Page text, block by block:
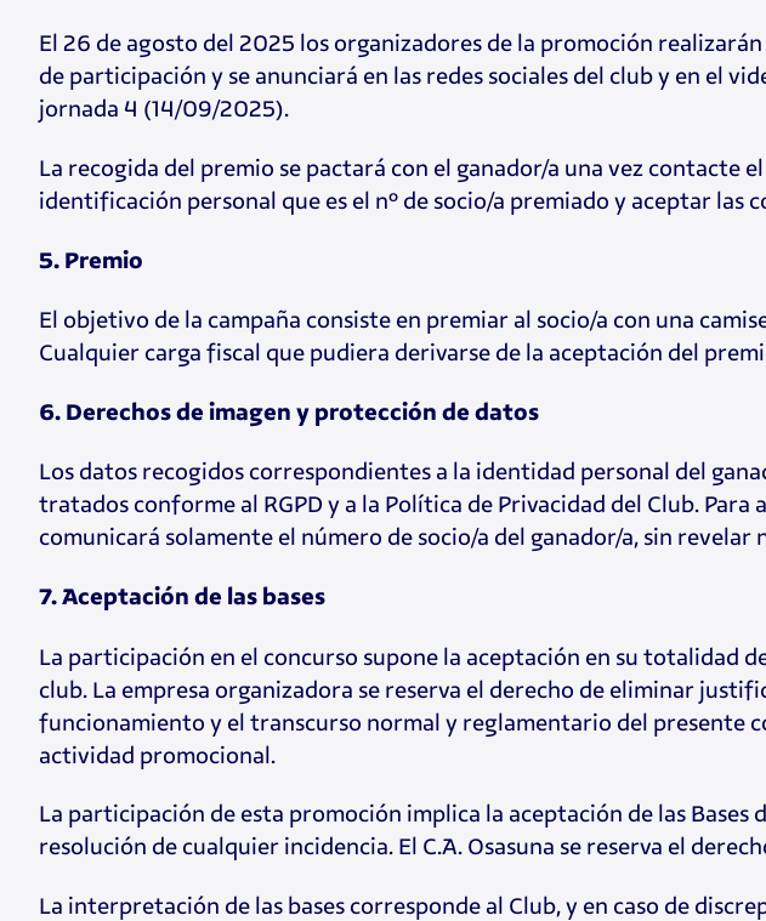
El 26 de agosto del 2025 los organizadores de la promoción
de participación y se anunciará en las redes sociales del club y en el
jornada 4 (14/09/2025).
La recogida del premio se pactará con el ganador/a una vez contacte
identificación personal que es el nº de socio/a premiado y aceptar las
5. Premio
El objetivo de la campaña consiste en premiar al socio/a con una
Cualquier carga fiscal que pudiera derivarse de la aceptación del
6. Derechos de imagen y protección de datos
Los datos recogidos correspondientes a la identidad personal del
tratados conforme al RGPD y a la Política de Privacidad del Club.
comunicará solamente el número de socio/a del ganador/a, sin
7. Aceptación de las bases
La participación en el concurso supone la aceptación en su totalidad
club. La empresa organizadora se reserva el derecho de eliminar
funcionamiento y el transcurso normal y reglamentario del presente
actividad promocional.
La participación de esta promoción implica la aceptación de las
resolución de cualquier incidencia. El C.A. Osasuna se reserva el
La interpretación de las bases corresponde al Club, y en caso de